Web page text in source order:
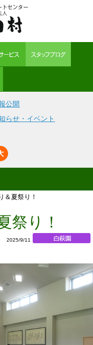
公開
らせ・イベント
＆夏祭り！
祭り！
2025/9/11